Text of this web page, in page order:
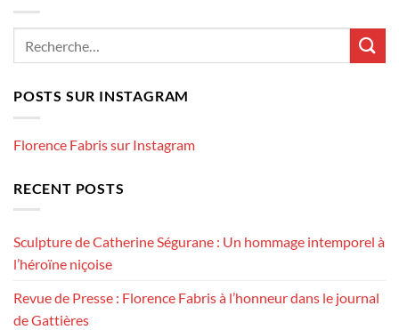
POSTS SUR INSTAGRAM
Florence Fabris sur Instagram
RECENT POSTS
Sculpture de Catherine Ségurane : Un hommage intemporel à
l’héroïne niçoise
Revue de Presse : Florence Fabris à l’honneur dans le journal
de Gattières